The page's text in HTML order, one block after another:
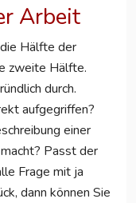
Arbeit
Hälfte der
zweite Hälfte.
durch.
aufgegriffen?
einer
Passt der
Frage mit ja
dann können Sie